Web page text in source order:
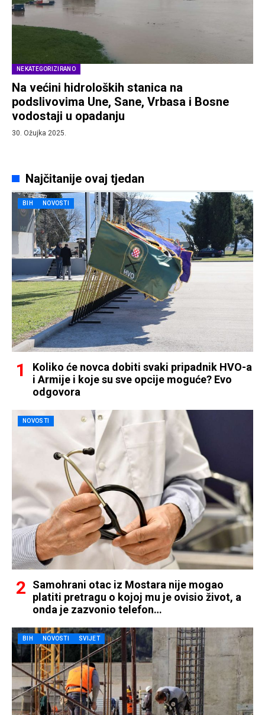
NEKATEGORIZIRANO
Na većini hidroloških stanica na
podslivovima Une, Sane, Vrbasa i Bosne
vodostaji u opadanju
30. Ožujka 2025.
Najčitanije ovaj tjedan
BIH NOVOSTI
Koliko će novca dobiti svaki pripadnik HVO-a
i Armije i koje su sve opcije moguće? Evo
odgovora
NOVOSTI
Samohrani otac iz Mostara nije mogao
platiti pretragu o kojoj mu je ovisio život, a
onda je zazvonio telefon…
BIH NOVOSTI SVIJET